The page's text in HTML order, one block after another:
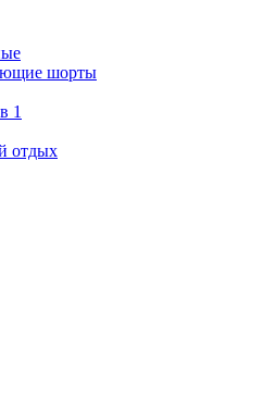
шорты
1
отдых